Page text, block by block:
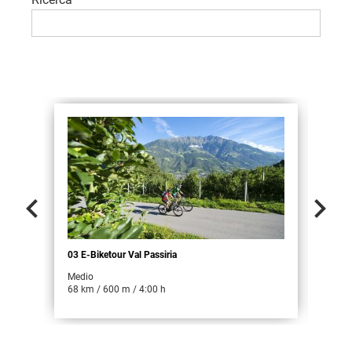
03 E-Biketour Val Passiria
Medio
68 km / 600 m / 4:00 h
 